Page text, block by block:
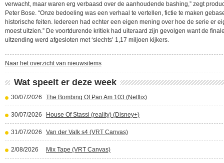
verwacht, maar waren erg verbaasd over de aanhoudende bashing,” zegt
Peter Bose. “Onze bedoeling was een verhaal te vertellen, fictie te maken
historische feiten. Iedereen had echter een eigen mening over hoe de serie er
moest uitzien.” De voortdurende kritiek had uiteraard zijn gevolgen want de
uitzending werd afgesloten met ‘slechts’ 1,17 miljoen kijkers.
Naar het overzicht van nieuwsitems
Wat speelt er deze week
30/07/2026 The Bombing Of Pan Am 103 (Netflix)
30/07/2026 House Of Stassi (reality) (Disney+)
31/07/2026 Van der Valk s4 (VRT Canvas)
2/08/2026 Mix Tape (VRT Canvas)